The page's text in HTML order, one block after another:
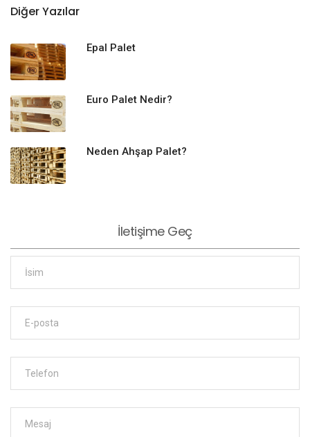
Diğer Yazılar
Epal Palet
Euro Palet Nedir?
Neden Ahşap Palet?
İletişime Geç